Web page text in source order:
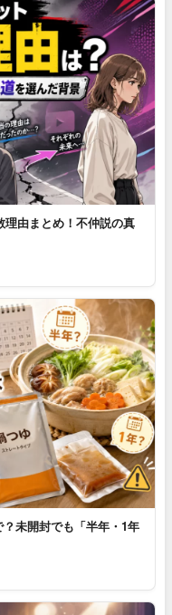
由まとめ！不仲説の真
未開封でも「半年・1年